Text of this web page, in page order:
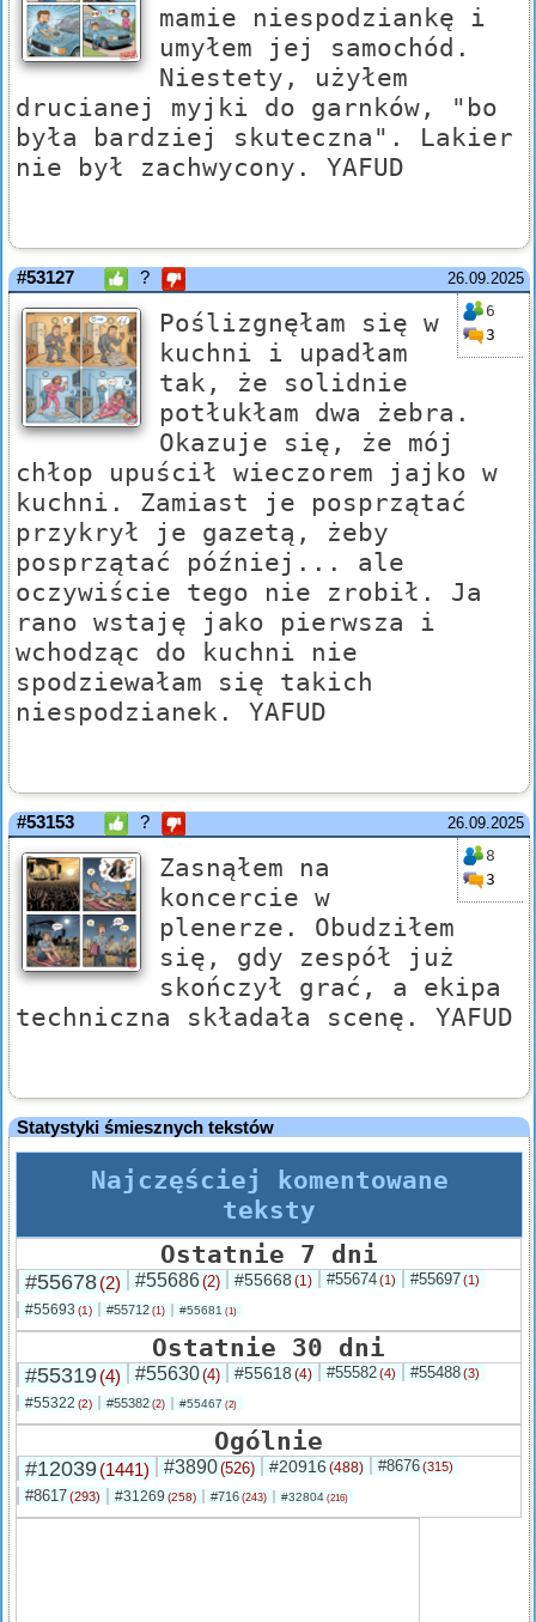
mamie niespodziankę i
umyłem jej samochód.
Niestety, użyłem
drucianej myjki do garnków, "bo
była bardziej skuteczna". Lakier
nie był zachwycony. YAFUD
26.09.2025
#53127 ?
6
3
Poślizgnęłam się w
kuchni i upadłam
tak, że solidnie
potłukłam dwa żebra.
Okazuje się, że mój
chłop upuścił wieczorem jajko w
kuchni. Zamiast je posprzątać
przykrył je gazetą, żeby
posprzątać później... ale
oczywiście tego nie zrobił. Ja
rano wstaję jako pierwsza i
wchodząc do kuchni nie
spodziewałam się takich
niespodzianek. YAFUD
26.09.2025
#53153 ?
8
3
Zasnąłem na
koncercie w
plenerze. Obudziłem
się, gdy zespół już
skończył grać, a ekipa
techniczna składała scenę. YAFUD
Statystyki śmiesznych tekstów
Najczęściej komentowane
teksty
Ostatnie 7 dni
#55678(2) #55686(2) #55668 (1) #55674(1) #55697(1)
#55693 (1) #55712 (1) #55681 (1)
Ostatnie 30 dni
#55319(4) #55630(4) #55618 (4) #55582(4) #55488(3)
#55322 (2) #55382 (2) #55467 (2)
Ogólnie
#12039(1441) #3890(526) #20916 (488) #8676(315)
#8617(293) #31269 (258) #716 (243) #32804 (216)